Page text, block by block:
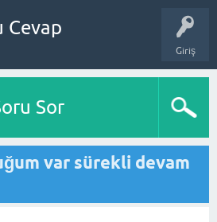
Giriş
Cevap
Sor
var sürekli devam